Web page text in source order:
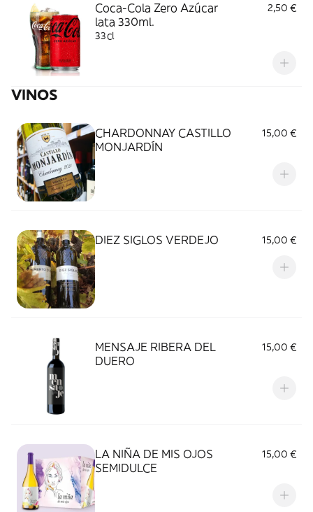
Coca-Cola Zero Azúcar
lata 330ml.
2,50 €
33cl
VINOS
CHARDONNAY CASTILLO
MONJARDÍN
15,00 €
DIEZ SIGLOS VERDEJO 15,00 €
MENSAJE RIBERA DEL
DUERO
15,00 €
LA NIÑA DE MIS OJOS
SEMIDULCE
15,00 €